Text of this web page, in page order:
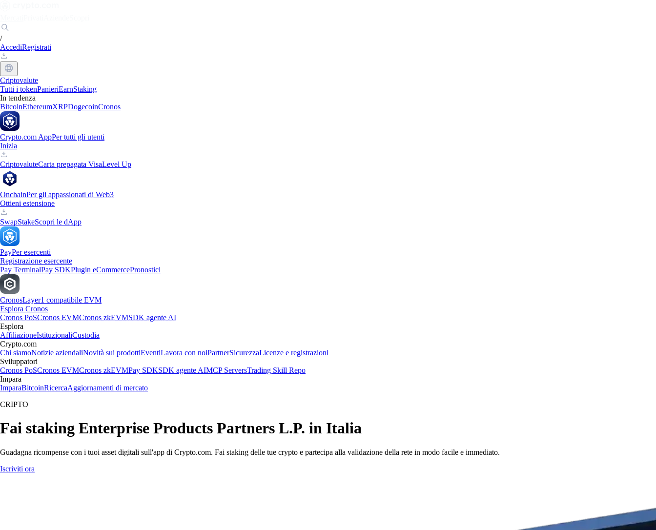
/
AccediRegistrati
Criptovalute
Tutti i tokenPanieriEarnStaking
In tendenza
BitcoinEthereumXRPDogecoinCronos
Crypto.com AppPer tutti gli utenti
Inizia
CriptovaluteCarta prepagata VisaLevel Up
OnchainPer gli appassionati di Web3
Ottieni estensione
SwapStakeScopri le dApp
PayPer esercenti
Registrazione esercente
Pay TerminalPay SDKPlugin eCommercePronostici
CronosLayer1 compatibile EVM
Esplora Cronos
Cronos PoSCronos EVMCronos zkEVMSDK agente AI
Esplora
AffiliazioneIstituzionaliCustodia
Crypto.com
Chi siamoNotizie aziendaliNovità sui prodottiEventiLavora con noiPartnerSicurezzaLicenze e registrazioni
Sviluppatori
Cronos PoSCronos EVMCronos zkEVMPay SDKSDK agente AIMCP ServersTrading Skill Repo
Impara
ImparaBitcoinRicercaAggiornamenti di mercato
CRIPTO
Fai staking Enterprise Products Partners L.P. in Italia
Guadagna ricompense con i tuoi asset digitali sull'app di Crypto.com. Fai staking delle tue crypto e partecipa alla validazione della rete in modo facile e immediato.
Iscriviti ora